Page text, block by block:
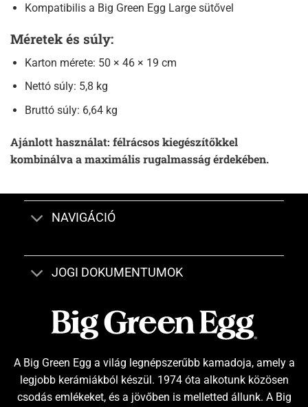
Kompatibilis a Big Green Egg Large sütővel
Méretek és súly:
Karton mérete: 50 × 46 × 19 cm
Nettó súly: 5,8 kg
Bruttó súly: 6,64 kg
Ajánlott használat: félrácsos kiegészítőkkel
kombinálva a maximális rugalmasság érdekében.
NAVIGÁCIÓ
JOGI DOKUMENTUMOK
A Big Green Egg a világ legnépszerűbb kamadoja, amely a
legjobb kerámiákból készül. 1974 óta alkotunk közösen
csodás emlékeket, és a jövőben is melletted állunk. A Big